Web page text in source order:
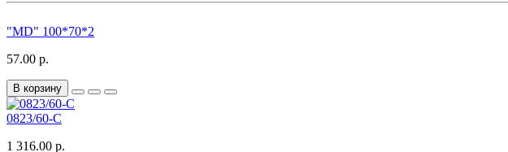
"MD" 100*70*2
57.00 р.
В корзину
0823/60-C
1 316.00 р.